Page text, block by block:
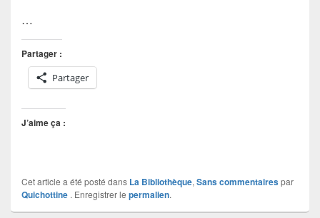
…
Partager :
Partager
J’aime ça :
Cet article a été posté dans La Bibliothèque, Sans commentairespar
Quichottine . Enregistrer le permalien.